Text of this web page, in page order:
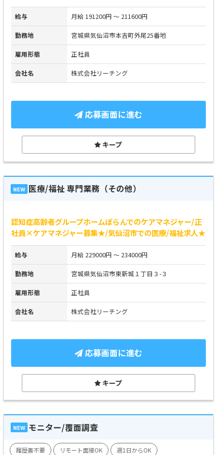
給与 月給 191200円 ～ 211600円
勤務地 宮城県気仙沼市本吉町外尾25番地
雇用形態 正社員
会社名 株式会社リーチング
応募画面に進む
キープ
NEW 医療/福祉 専門業務（その他）
認知症高齢者グループホームぽらんでのケアマネジャー/正
社員×ケアマネジャー募集★/気仙沼市での医療/福祉求人★
給与 月給 229000円 ～ 234000円
勤務地 宮城県気仙沼市東新城１丁目３-３
雇用形態 正社員
会社名 株式会社リーチング
応募画面に進む
キープ
NEW モニター/覆面調査
履歴書不要 リモート面接OK
週1日からOK